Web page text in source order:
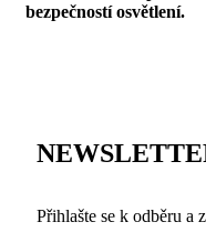
bezpečností osvětlení.
Přihlašte se k odběru a